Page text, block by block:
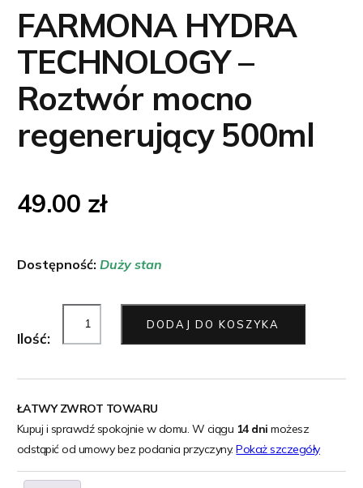
FARMONA HYDRA
TECHNOLOGY –
Roztwór mocno
regenerujący 500ml
49.00 zł
Dostępność: Duży stan
Ilość:
DODAJ DO KOSZYKA
ŁATWY ZWROT TOWARU
Kupuj i sprawdź spokojnie w domu. W ciągu 14 dni możesz
odstąpić od umowy bez podania przyczyny.Pokaż szczegóły